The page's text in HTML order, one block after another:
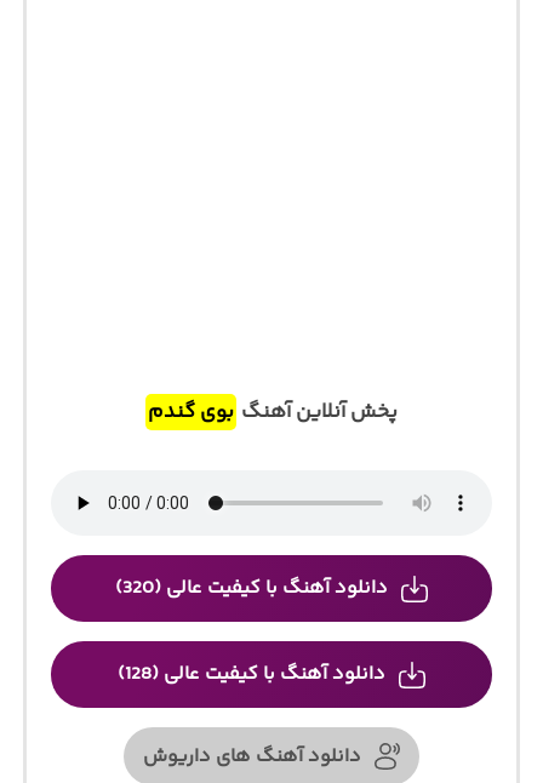
پخش آنلاین آهنگ بوی گندم
دانلود آهنگ با کیفیت عالی (320)
دانلود آهنگ با کیفیت عالی (128)
دانلود آهنگ های داریوش